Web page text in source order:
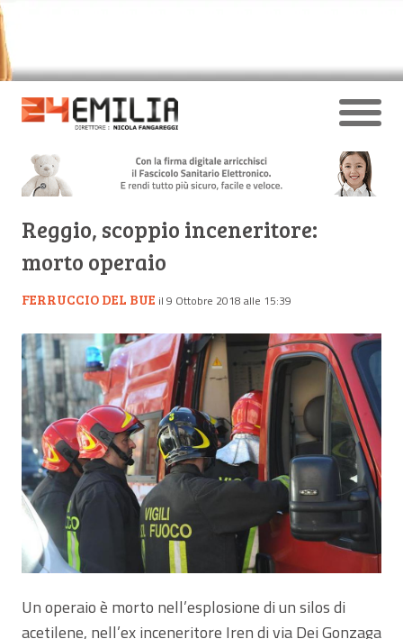
Reggio, scoppio inceneritore:
morto operaio
FERRUCCIO DEL BUE il 9 Ottobre 2018 alle 15:39
Un operaio è morto nell’esplosione di un silos di
acetilene, nell’ex inceneritore Iren di via Dei Gonzaga